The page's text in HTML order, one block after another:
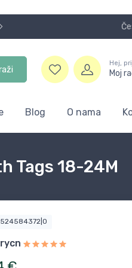
Hej,
Moj
Blog O nama
Tags 18-24M